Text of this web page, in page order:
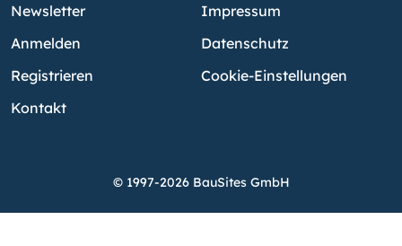
Newsletter
Anmelden
Registrieren
Kontakt
Impressum
Datenschutz
Cookie-Einstellungen
© 1997-2026 BauSites GmbH